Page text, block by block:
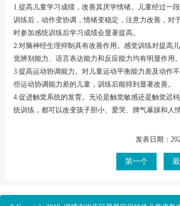
1.提高儿童学习成绩，改善其厌学情绪。儿童经过一
训练后，动作变协调，情绪变稳定，注意力改善，对
时参加感统训练后学习成绩会显著提高。
2.对脑神经生理抑制具有改善作用。感觉训练对提高
觉辨别能力、语言表达能力和反应能力均有明显作用。
3.提高运动协调能力。对儿童运动平衡能力差及动作
些运动协调能力差的儿童，训练后能得到显著改善。
4.促进触觉系统的发育。无论是触觉敏感还是触觉迟
统训练，都可以改变孩子胆小、爱哭、脾气暴躁和人
发表日期：
第一个